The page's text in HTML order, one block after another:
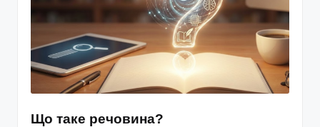
Що таке речовина?